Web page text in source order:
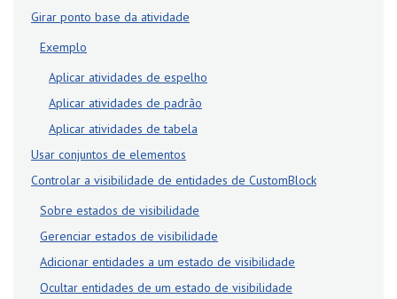
Girar ponto base da atividade
Exemplo
Aplicar atividades de espelho
Aplicar atividades de padrão
Aplicar atividades de tabela
Usar conjuntos de elementos
Controlar a visibilidade de entidades de CustomBlock
Sobre estados de visibilidade
Gerenciar estados de visibilidade
Adicionar entidades a um estado de visibilidade
Ocultar entidades de um estado de visibilidade